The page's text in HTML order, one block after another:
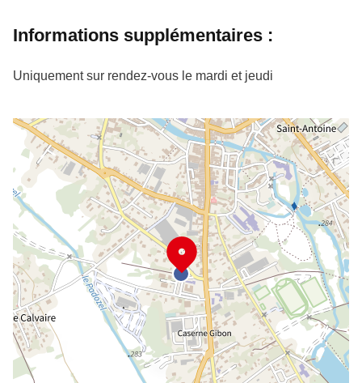
Informations supplémentaires :
Uniquement sur rendez-vous le mardi et jeudi